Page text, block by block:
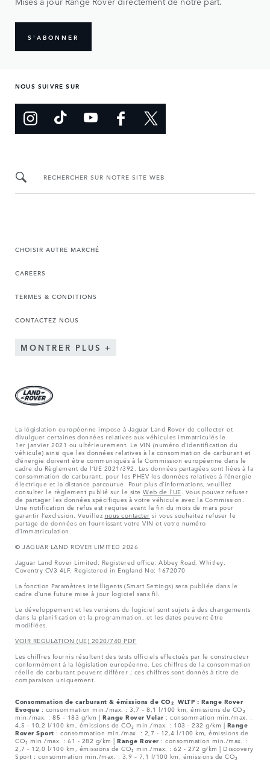
S'ABONNER
NOUS SUIVRE SUR
RECHERCHER SUR NOTRE SITE WEB
CHOISIR AUTRE MARCHÉ
CAREERS
TERMES & CONDITIONS
CONTACTEZ NOUS
MONTRER PLUS
La législation européenne impose à Jaguar Land Rover de collecter et
divulguer certaines données relatives aux véhicules immatriculés le
1er janvier 2021 ou ultérieurement. Le VIN (numéro d’identification du
véhicule) ainsi que les données relatives à la consommation de carburant et
d’énergie doivent être communiqués à la Commission européenne dans le
cadre du Règlement de l’UE 2021/392. Les données partagées sont liées à la
consommation de carburant, pour les PHEV les données relatives à l’énergie
électrique et la distance parcourue. Pour plus d’informations, veuillez
consulter le règlement publié sur le site Web de l’UE . Vous pouvez refuser
de partager les données spécifiques à votre véhicule avec la Commission.
Une notification de refus est requise avant la fin du mois de mars pour
garantir l’exclusion. Veuillez nous contacter si vous souhaitez refuser le
partage de données en fournissant votre VIN et votre numéro
d’immatriculation.
© JAGUAR LAND ROVER LIMITED 2026
Jaguar Land Rover Limited: Registered office: Abbey Road, Whitley,
Coventry CV3 4LF. Registered in England No: 1672070
La fonction Paramètres intelligents (Smart Settings) sera publiée dans le
cadre d’une future mise à jour logiciel sans fil.
Le développement et les versions du logiciel sont sujets à des changements
dans la planification et la programmation, et les dates peuvent être
modifiées.
VOIR REGULATION (UE) 2020/740 PDF
Les chiffres fournis résultent des tests officiels effectués par le constructeur
conformément à la législation européenne. Les chiffres de la consommation
réelle de carburant peuvent différer ; ces chiffres sont donnés à titre de
comparaison uniquement.
Consommation de carburant & émissions de CO₂ WLTP : Range Rover
Evoque : consommation min./max. : 3,7 – 8,1 l/100 km, émissions de CO₂
min./max. : 85 – 183 g/km | Range Rover Velar : consommation min./max. :
4,5 - 10,2 l/100 km, émissions de CO₂ min./max. : 103 - 232 g/km | Range
Rover Sport : consommation min./max. : 2,7 - 12,4 l/100 km, émissions de
CO₂ min./max. : 61 - 282 g/km | Range Rover : consommation min./max. :
2,7 - 12,0 l/100 km, émissions de CO₂ min./max. : 62 - 272 g/km | Discovery
Sport : consommation min./max. : 3,9 – 7,1 l/100 km, émissions de CO₂